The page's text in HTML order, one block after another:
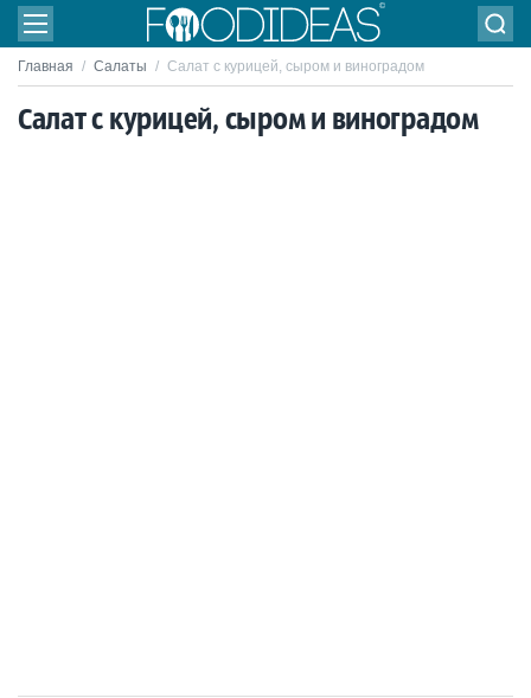
Главная / Салаты / Салат с курицей, сыром и виноградом
Салат с курицей, сыром и виноградом